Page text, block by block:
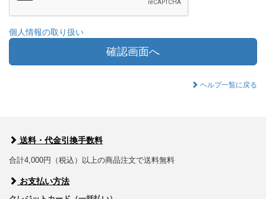
個人情報の取り扱い
確認画面へ
ヘルプ一覧に戻る
送料・代金引換手数料
合計4,000円（税込）以上の商品注文で送料無料
お支払い方法